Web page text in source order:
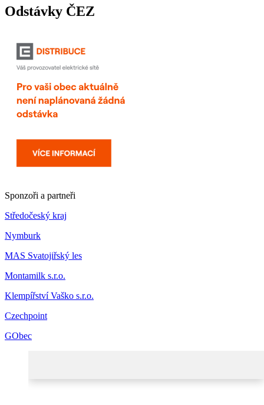
Odstávky ČEZ
Sponzoři a partneři
Středočeský kraj
Nymburk
MAS Svatojiřský les
Montamilk s.r.o.
Klempířství Vaško s.r.o.
Czechpoint
GObec